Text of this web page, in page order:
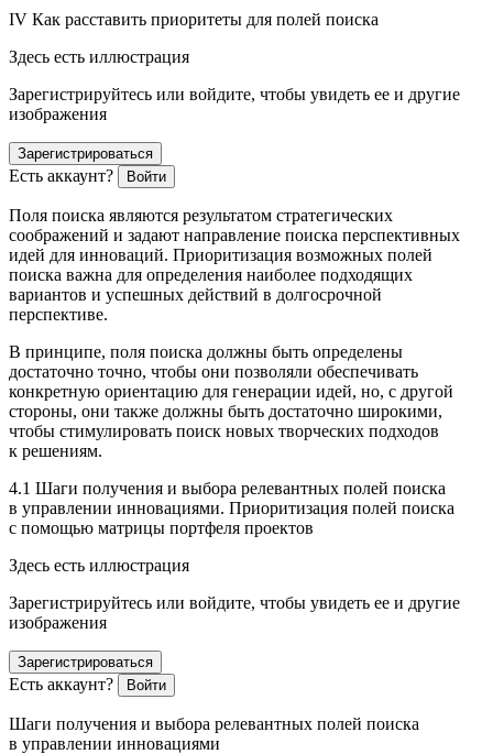
IV Как расставить приоритеты для полей поиска
Здесь есть иллюстрация
Зарегистрируйтесь или войдите, чтобы увидеть ее и другие
изображения
Зарегистрироваться
Есть аккаунт? Войти
Поля поиска являются результатом стратегических
соображений и задают направление поиска перспективных
идей для инноваций. Приоритизация возможных полей
поиска важна для определения наиболее подходящих
вариантов и успешных действий в долгосрочной
перспективе.
В принципе, поля поиска должны быть определены
достаточно точно, чтобы они позволяли обеспечивать
конкретную ориентацию для генерации идей, но, с другой
стороны, они также должны быть достаточно широкими,
чтобы стимулировать поиск новых творческих подходов
к решениям.
4.1 Шаги получения и выбора релевантных полей поиска
в управлении инновациями. Приоритизация полей поиска
с помощью матрицы портфеля проектов
Здесь есть иллюстрация
Зарегистрируйтесь или войдите, чтобы увидеть ее и другие
изображения
Зарегистрироваться
Есть аккаунт? Войти
Шаги получения и выбора релевантных полей поиска
в управлении инновациями